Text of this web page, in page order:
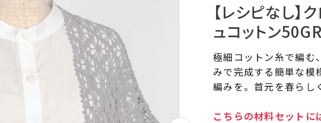
【レシピなし】
ュコットン
極細コットン糸で編む
みで完成する簡単な模
編みを。首元を春らし
こちらの材料セット